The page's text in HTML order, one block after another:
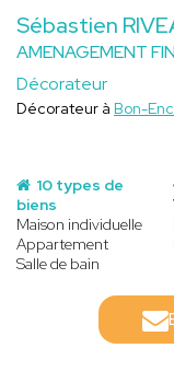
Sébastien
AMENAGEMENT
Décorateur
Décorateur à Bon-
10 types de
biens
Maison individuelle
Appartement
Salle de bain